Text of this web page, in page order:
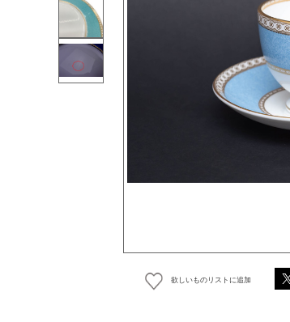
欲しいものリストに追加